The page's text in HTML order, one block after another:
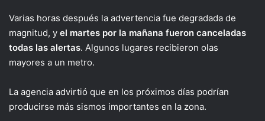
Varias horas después la advertencia fue degradada de
magnitud, y el martes por la mañana fueron canceladas
todas las alertas. Algunos lugares recibieron olas
mayores a un metro.
La agencia advirtió que en los próximos días podrían
producirse más sismos importantes en la zona.